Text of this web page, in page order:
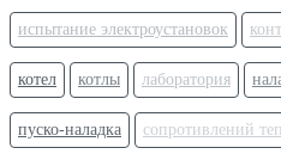
испытание электроустановок
котел котлы лаборатория
пуско-наладка сопротивлений